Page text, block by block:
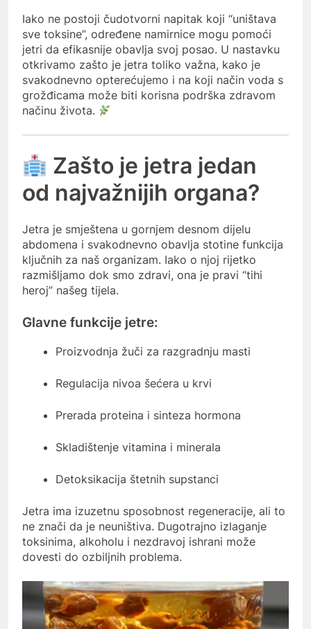
Iako ne postoji čudotvorni napitak koji “uništava
sve toksine”, određene namirnice mogu pomoći
jetri da efikasnije obavlja svoj posao. U nastavku
otkrivamo zašto je jetra toliko važna, kako je
svakodnevno opterećujemo i na koji način voda s
grožđicama može biti korisna podrška zdravom
načinu života.
Zašto je jetra jedan
od najvažnijih organa?
Jetra je smještena u gornjem desnom dijelu
abdomena i svakodnevno obavlja stotine funkcija
ključnih za naš organizam. Iako o njoj rijetko
razmišljamo dok smo zdravi, ona je pravi “tihi
heroj” našeg tijela.
Glavne funkcije jetre:
Proizvodnja žuči za razgradnju masti
Regulacija nivoa šećera u krvi
Prerada proteina i sinteza hormona
Skladištenje vitamina i minerala
Detoksikacija štetnih supstanci
Jetra ima izuzetnu sposobnost regeneracije, ali to
ne znači da je neuništiva. Dugotrajno izlaganje
toksinima, alkoholu i nezdravoj ishrani može
dovesti do ozbiljnih problema.